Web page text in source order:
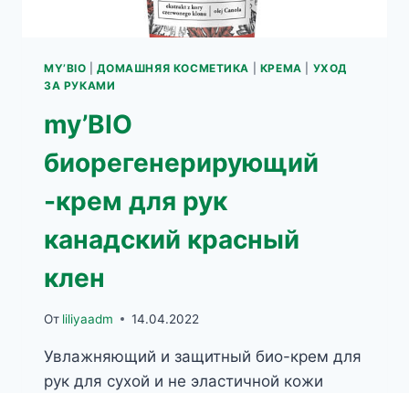
MY’BIO |ДОМАШНЯЯ КОСМЕТИКА КРЕМА
УХОД
ЗА РУКАМИ
my’BIO
биорегенерирующий
-крем для рук
канадский красный
клен
От liliyaadm 14.04.2022
Увлажняющий и защитный био-крем для
рук для сухой и не эластичной кожи